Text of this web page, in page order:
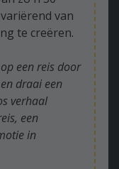
van
te creëren.
een reis door
draai een
verhaal
een
in